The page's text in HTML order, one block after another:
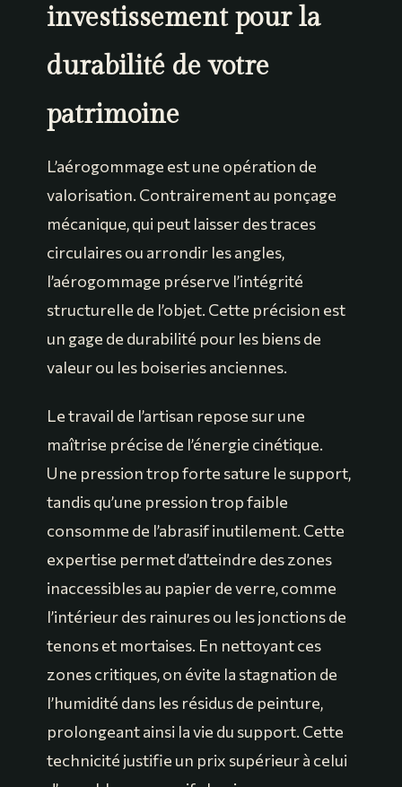
investissement pour la
durabilité de votre
patrimoine
L’aérogommage est une opération de
valorisation. Contrairement au ponçage
mécanique, qui peut laisser des traces
circulaires ou arrondir les angles,
l’aérogommage préserve l’intégrité
structurelle de l’objet. Cette précision est
un gage de durabilité pour les biens de
valeur ou les boiseries anciennes.
Le travail de l’artisan repose sur une
maîtrise précise de l’énergie cinétique.
Une pression trop forte sature le support,
tandis qu’une pression trop faible
consomme de l’abrasif inutilement. Cette
expertise permet d’atteindre des zones
inaccessibles au papier de verre, comme
l’intérieur des rainures ou les jonctions de
tenons et mortaises. En nettoyant ces
zones critiques, on évite la stagnation de
l’humidité dans les résidus de peinture,
prolongeant ainsi la vie du support. Cette
technicité justifie un prix supérieur à celui